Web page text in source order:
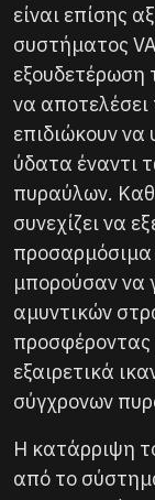
είναι επίσης
συστήματος
να
επιδιώκουν
ύδατα έναντι
πυραύλων.
συνεχίζει να
μπορούσαν να
αμυντικών
προσφέροντας
εξαιρετικά
σύγχρονων
Η κατάρριψη
από το